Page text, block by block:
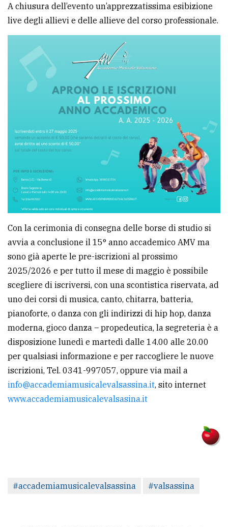
A chiusura dell’evento un’apprezzatissima esibizione
live degli allievi e delle allieve del corso professionale.
Con la cerimonia di consegna delle borse di studio si
avvia a conclusione il 15° anno accademico AMV ma
sono già aperte le pre-iscrizioni al prossimo
2025/2026 e per tutto il mese di maggio è possibile
scegliere di iscriversi, con una scontistica riservata, ad
uno dei corsi di musica, canto, chitarra, batteria,
pianoforte, o danza con gli indirizzi di hip hop, danza
moderna, gioco danza – propedeutica, la segreteria è a
disposizione lunedì e martedì dalle 14.00 alle 20.00
per qualsiasi informazione e per raccogliere le nuove
iscrizioni, Tel. 0341-997057, oppure via mail a
info@accademiamusicalevalsassina.it, sito internet
www.accademiamusicalevalsasina.it
#accademiamusicalevalsassina #valsassina